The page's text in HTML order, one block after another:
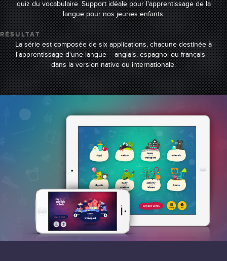
RN HARDWIRED
pl en de
fr
quiz du vocabulaire. Support idéale pour l'apprentissage de la
langue pour nos jeunes enfants.
RÉSULTAT
La série est composée de six applications, chacune destinée à
l'apprentissage d'une langue – anglais, espagnol ou français –
dans la version native ou internationale.